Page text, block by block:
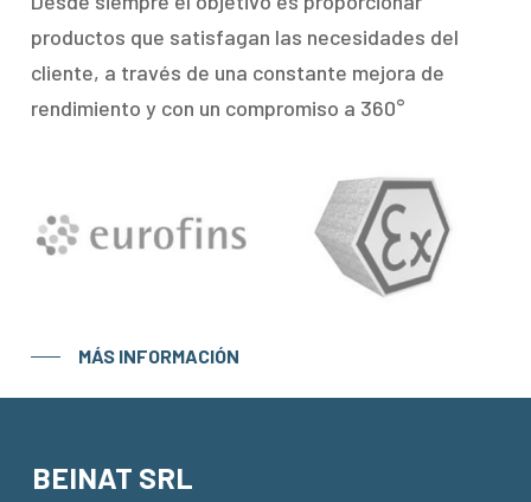
productos que satisfagan las necesidades del
cliente, a través de una constante mejora de
rendimiento y con un compromiso a 360°
MÁS INFORMACIÓN
BEINAT SRL